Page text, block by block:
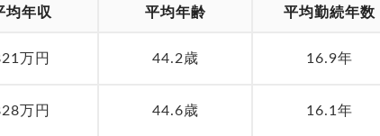
均年収 平均年齢 平均勤続年数
万円 44.2歳 16.9年
万円 44.6歳 16.1年